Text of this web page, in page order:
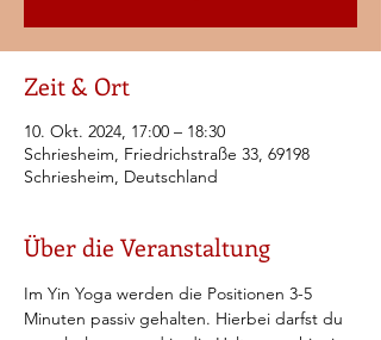
Zeit & Ort
10. Okt. 2024, 17:00 – 18:30
Schriesheim, Friedrichstraße 33, 69198
Schriesheim, Deutschland
Über die Veranstaltung
Im Yin Yoga werden die Positionen 3-5
Minuten passiv gehalten. Hierbei darfst du